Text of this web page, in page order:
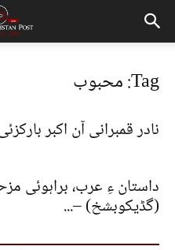
Tag: محبوب
نادر قمبرانی آن اکبر بارکزئی اسکان
داستان ءِ عرب، براہوئی
(گڈیکوبشخ) –...